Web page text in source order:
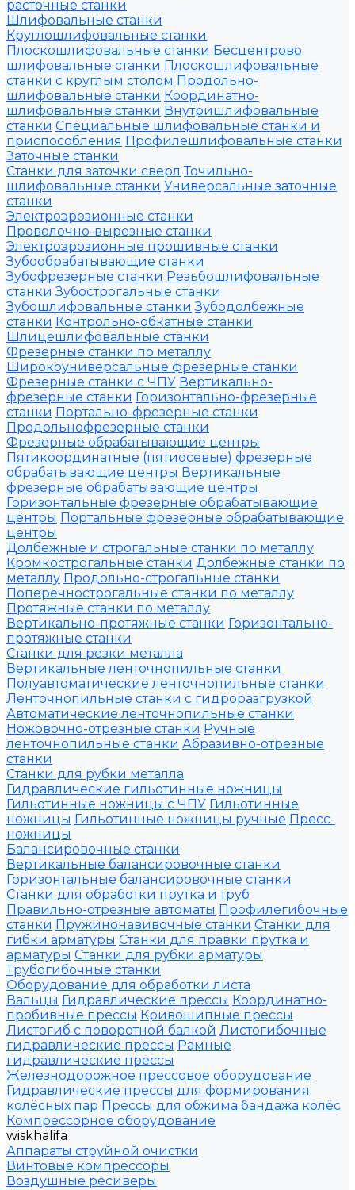
расточные станки
Шлифовальные станки
Круглошлифовальные станки
Плоскошлифовальные станки Бесцентрово
шлифовальные станки Плоскошлифовальные
станки с круглым столом Продольно-
шлифовальные станки Координатно-
шлифовальные станки Внутришлифовальные
станки Специальные шлифовальные станки и
приспособления Профилешлифовальные станки
Заточные станки
Станки для заточки сверл Точильно-
шлифовальные станки Универсальные заточные
станки
Электроэрозионные станки
Проволочно-вырезные станки
Электроэрозионные прошивные станки
Зубообрабатывающие станки
Зубофрезерные станки Резьбошлифовальные
станки Зубострогальные станки
Зубошлифовальные станки Зубодолбежные
станки Контрольно-обкатные станки
Шлицешлифовальные станки
Фрезерные станки по металлу
Широкоуниверсальные фрезерные станки
Фрезерные станки с ЧПУ Вертикально-
фрезерные станки Горизонтально-фрезерные
станки Портально-фрезерные станки
Продольнофрезерные станки
Фрезерные обрабатывающие центры
Пятикоординатные (пятиосевые) фрезерные
обрабатывающие центры Вертикальные
фрезерные обрабатывающие центры
Горизонтальные фрезерные обрабатывающие
центры Портальные фрезерные обрабатывающие
центры
Долбежные и строгальные станки по металлу
Кромкострогальные станки Долбежные станки по
металлу Продольно-строгальные станки
Поперечнострогальные станки по металлу
Протяжные станки по металлу
Вертикально-протяжные станки Горизонтально-
протяжные станки
Станки для резки металла
Вертикальные ленточнопильные станки
Полуавтоматические ленточнопильные станки
Ленточнопильные станки с гидроразгрузкой
Автоматические ленточнопильные станки
Ножовочно-отрезные станки Ручные
ленточнопильные станки Абразивно-отрезные
станки
Станки для рубки металла
Гидравлические гильотинные ножницы
Гильотинные ножницы с ЧПУ Гильотинные
ножницы Гильотинные ножницы ручные Пресс-
ножницы
Балансировочные станки
Вертикальные балансировочные станки
Горизонтальные балансировочные станки
Станки для обработки прутка и труб
Правильно-отрезные автоматы Профилегибочные
станки Пружинонавивочные станки Станки для
гибки арматуры Станки для правки прутка и
арматуры Станки для рубки арматуры
Трубогибочные станки
Оборудование для обработки листа
Вальцы Гидравлические прессы Координатно-
пробивные прессы Кривошипные прессы
Листогиб с поворотной балкой Листогибочные
гидравлические прессы Рамные
гидравлические прессы
Железнодорожное прессовое оборудование
Гидравлические прессы для формирования
колёсных пар Прессы для обжима бандажа колёс
Компрессорное оборудование
wiskhalifa
Аппараты струйной очистки
Винтовые компрессоры
Воздушные ресиверы